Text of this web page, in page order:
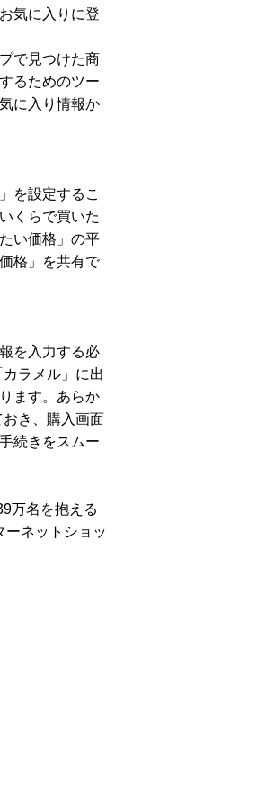
気に入りに登
で見つけた商
るためのツー
に入り情報か
を設定するこ
くらで買いた
い価格」の平
格」を共有で
を入力する必
ラメル」に出
ます。あらか
き、購入画面
続きをスムー
万名を抱える
ーネットショッ